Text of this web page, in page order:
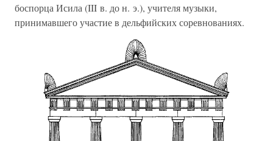
боспорца Исила (III в. до н. э.), учителя музыки,
принимавшего участие в дельфийских соревнованиях.